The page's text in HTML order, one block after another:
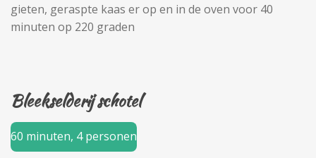
gieten, geraspte kaas er op en in de oven voor 40
minuten op 220 graden
Bleekselderij schotel
60 minuten, 4 personen